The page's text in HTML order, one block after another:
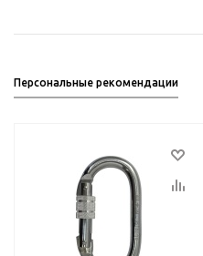
Персональные рекомендации